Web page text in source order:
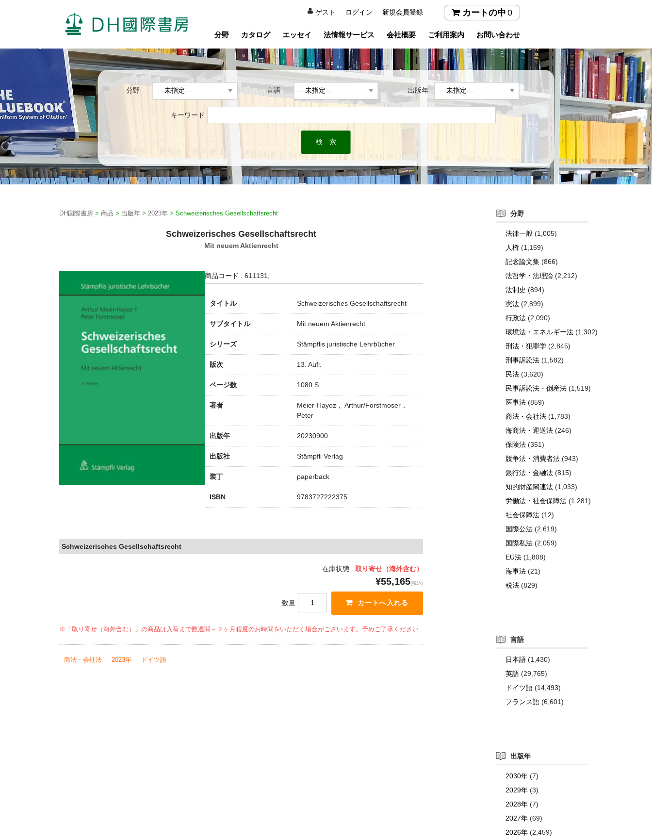
ゲスト ログイン 新規会員登録 カートの中 0
分野 カタログ エッセイ 法情報サービス 会社概要 ご利用案内 お問い合わせ
分野 言語 出版年
キーワード
DH国際書房 > 商品 > 出版年 > 2023年 > Schweizerisches Gesellschaftsrecht
Schweizerisches Gesellschaftsrecht
Mit neuem Aktienrecht
商品コード : 611131;
タイトル Schweizerisches Gesellschaftsrecht
サブタイトル Mit neuem Aktienrecht
シリーズ Stämpflis juristische Lehrbücher
版次 13. Aufl.
ページ数 1080 S.
著者
Meier-Hayoz， Arthur/Forstmoser，
Peter
出版年 20230900
出版社 Stämpfli Verlag
装丁 paperback
ISBN 9783727222375
Schweizerisches Gesellschaftsrecht
在庫状態 : 取り寄せ（海外含む）
¥55,165(税込)
数量
※「取り寄せ（海外含む）」の商品は入荷まで数週間～２ヶ月程度のお時間をいただく場合がございます。予めご了承ください
商法・会社法 2023年 ドイツ語
分野
法律一般 (1,005)
人権 (1,159)
記念論文集 (866)
法哲学・法理論 (2,212)
法制史 (894)
憲法 (2,899)
行政法 (2,090)
環境法・エネルギー法 (1,302)
刑法・犯罪学 (2,845)
刑事訴訟法 (1,582)
民法 (3,620)
民事訴訟法・倒産法 (1,519)
医事法 (859)
商法・会社法 (1,783)
海商法・運送法 (246)
保険法 (351)
競争法・消費者法 (943)
銀行法・金融法 (815)
知的財産関連法 (1,033)
労働法・社会保障法 (1,281)
社会保障法 (12)
国際公法 (2,619)
国際私法 (2,059)
EU法 (1,808)
海事法 (21)
税法 (829)
言語
日本語 (1,430)
英語 (29,765)
ドイツ語 (14,493)
フランス語 (6,601)
出版年
2030年 (7)
2029年 (3)
2028年 (7)
2027年 (69)
2026年 (2,459)